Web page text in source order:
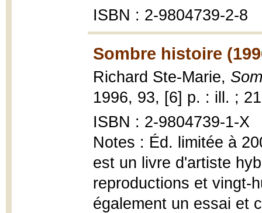
ISBN : 2-9804739-2-8
Sombre histoire
Richard Ste-Marie,
1996, 93, [6] p. : ill. ;
ISBN : 2-9804739-1-X
Notes : Éd. limitée à
est un livre d'artiste
reproductions et vingt-
également un essai et